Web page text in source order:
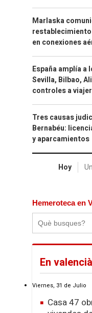
Marlaska
en conexiones
España amplía a
Sevilla, Bilbao,
controles a
Tres causas
Bernabéu:
y aparcamientos
Hoy
Hemeroteca en
En valencià
Viernes, 31 de Julio
Casa 47